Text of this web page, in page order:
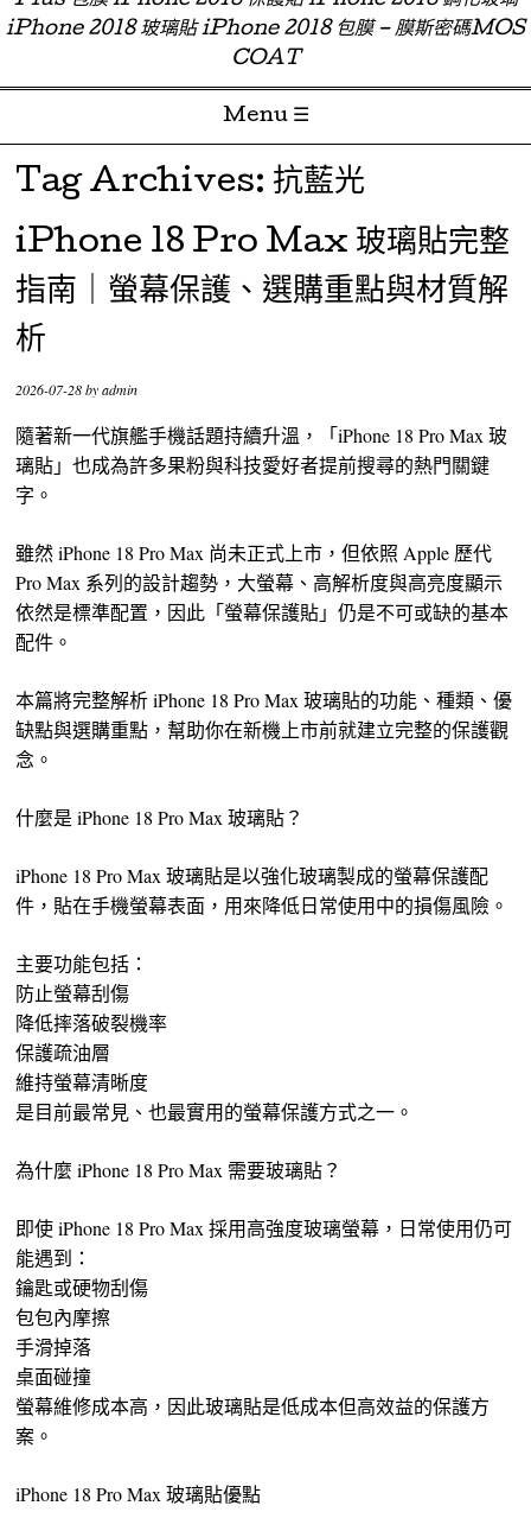
iPhone 2018 玻璃貼 iPhone 2018 包膜 – 膜斯密碼MOS
COAT
Menu ☰
Skip to content
Tag Archives: 抗藍光
iPhone 18 Pro Max 玻璃貼完整
指南｜螢幕保護、選購重點與材質解
析
2026-07-28byadmin
隨著新一代旗艦手機話題持續升溫，「iPhone 18 Pro Max 玻
璃貼」也成為許多果粉與科技愛好者提前搜尋的熱門關鍵
字。
雖然 iPhone 18 Pro Max 尚未正式上市，但依照 Apple 歷代
Pro Max 系列的設計趨勢，大螢幕、高解析度與高亮度顯示
依然是標準配置，因此「螢幕保護貼」仍是不可或缺的基本
配件。
本篇將完整解析 iPhone 18 Pro Max 玻璃貼的功能、種類、優
缺點與選購重點，幫助你在新機上市前就建立完整的保護觀
念。
什麼是 iPhone 18 Pro Max 玻璃貼？
iPhone 18 Pro Max 玻璃貼是以強化玻璃製成的螢幕保護配
件，貼在手機螢幕表面，用來降低日常使用中的損傷風險。
主要功能包括：
防止螢幕刮傷
降低摔落破裂機率
保護疏油層
維持螢幕清晰度
是目前最常見、也最實用的螢幕保護方式之一。
為什麼 iPhone 18 Pro Max 需要玻璃貼？
即使 iPhone 18 Pro Max 採用高強度玻璃螢幕，日常使用仍可
能遇到：
鑰匙或硬物刮傷
包包內摩擦
手滑掉落
桌面碰撞
螢幕維修成本高，因此玻璃貼是低成本但高效益的保護方
案。
iPhone 18 Pro Max 玻璃貼優點